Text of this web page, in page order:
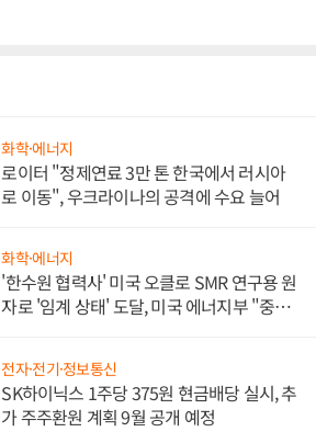
화학·에너지
로이터 "정제연료 3만 톤 한국에서 러시아
로 이동", 우크라이나의 공격에 수요 늘어
화학·에너지
'한수원 협력사' 미국 오클로 SMR 연구용 원
자로 '임계 상태' 도달, 미국 에너지부 "중요
전자·전기·정보통신
SK하이닉스 1주당 375원 현금배당 실시, 추
가 주주환원 계획 9월 공개 예정